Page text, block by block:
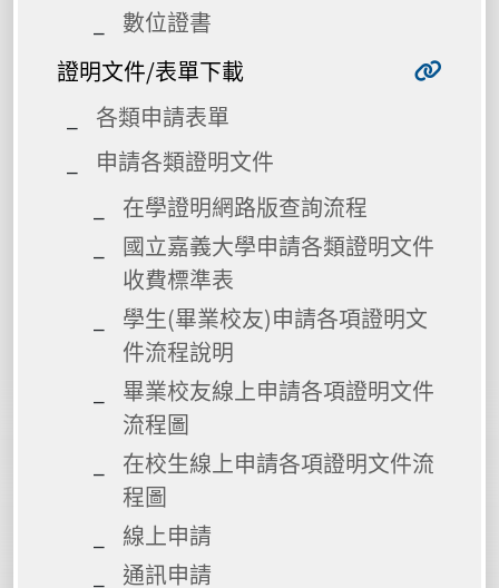
數位證書
證明文件/表單下載
各類申請表單
申請各類證明文件
在學證明網路版查詢流程
國立嘉義大學申請各類證明文件
收費標準表
學生(畢業校友)申請各項證明文
件流程說明
畢業校友線上申請各項證明文件
流程圖
在校生線上申請各項證明文件流
程圖
線上申請
通訊申請